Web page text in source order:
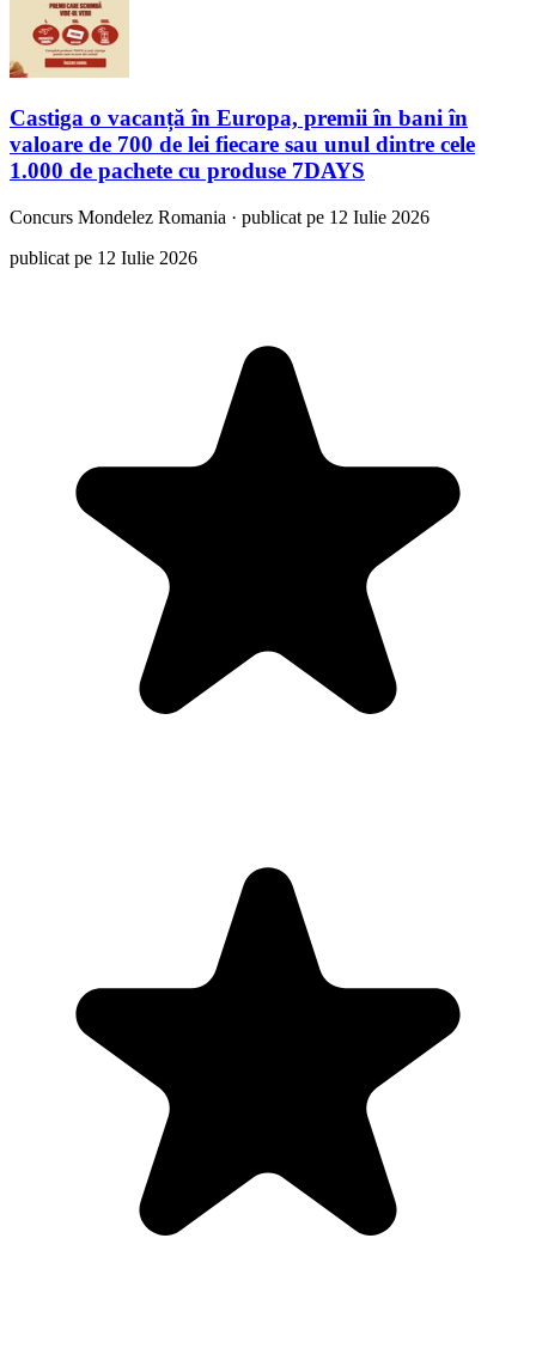
Castiga o vacanță în Europa, premii în bani în
valoare de 700 de lei fiecare sau unul dintre cele
1.000 de pachete cu produse 7DAYS
Concurs Mondelez Romania · publicat pe 12 Iulie 2026
publicat pe 12 Iulie 2026